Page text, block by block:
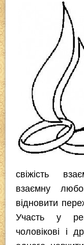
o
o
er
свіжість
взаємну
відновити
Участь у
чоловікові і